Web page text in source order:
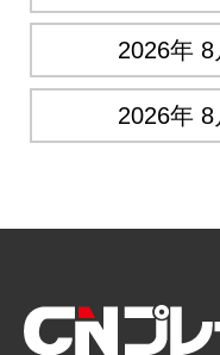
2026年
2026年